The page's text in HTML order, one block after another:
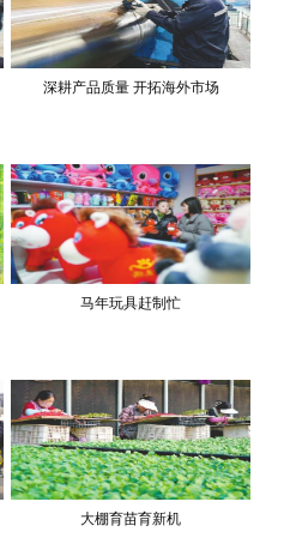
深耕产品质量 开拓海外市场
马年玩具赶制忙
大棚育苗育新机